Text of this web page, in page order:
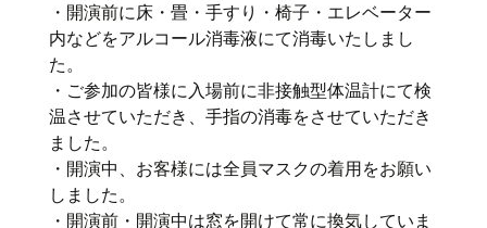
・開演前に床・畳・手すり・椅子・エレベーター
内などをアルコール消毒液にて消毒いたしまし
た。
・ご参加の皆様に入場前に非接触型体温計にて検
温させていただき、手指の消毒をさせていただき
ました。
・開演中、お客様には全員マスクの着用をお願い
しました。
・開演前・開演中は窓を開けて常に換気していま